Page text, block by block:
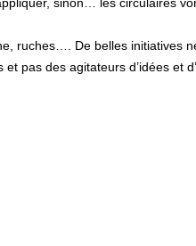
ruches…. De belles initiatives
pas des agitateurs d’idées et